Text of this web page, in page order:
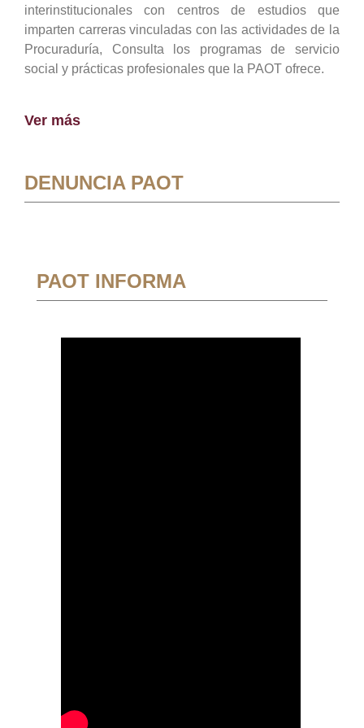
interinstitucionales con centros de estudios que
imparten carreras vinculadas con las actividades de la
Procuraduría, Consulta los programas de servicio
social y prácticas profesionales que la PAOT ofrece.
Ver más
DENUNCIA PAOT
PAOT INFORMA